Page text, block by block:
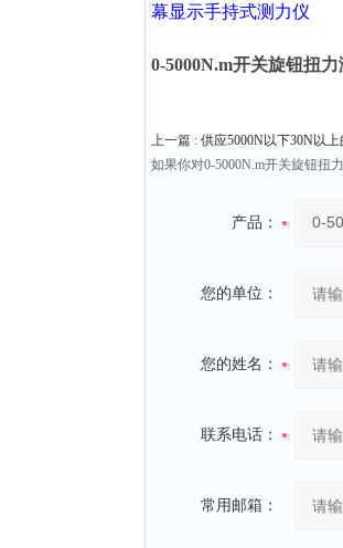
幕显示手持式测力仪
0-5000N.m开关旋钮扭
上一篇 : 供应5000N以下30N以
如果你对0-5000N.m开关旋钮扭
产品：
您的单位：
您的姓名：
联系电话：
常用邮箱：